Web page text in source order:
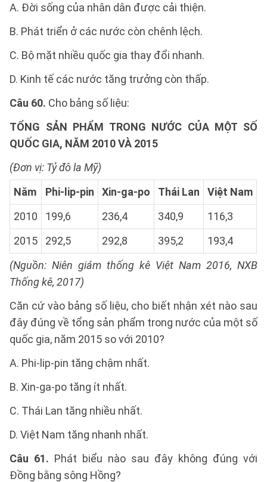
A. Đời sống của nhân dân được cải thiện.
B. Phát triển ở các nước còn chênh lệch.
C. Bộ mặt nhiều quốc gia thay đổi nhanh.
D. Kinh tế các nước tăng trưởng còn thấp.
Câu 60. Cho bảng số liệu:
TỔNG SẢN PHẨM TRONG NƯỚC CỦA MỘT SỐ
QUỐC GIA, NĂM 2010 VÀ 2015
(Đơn vị: Tỷ đô la Mỹ)
Năm
Phi-lip-pin Xin-ga-po Thái Lan
Việt Nam
2010
199,6 236,4 340,9
116,3
2015
292,5 292,8 395,2
193,4
(Nguồn: Niên giám thống kê Việt Nam 2016, NXB
Thống kê, 2017)
Căn cứ vào bảng số liệu, cho biết nhận xét nào sau
đây đúng về tổng sản phẩm trong nước của một số
quốc gia, năm 2015 so với 2010?
A. Phi-lip-pin tăng chậm nhất.
B. Xin-ga-po tăng ít nhất.
C. Thái Lan tăng nhiều nhất.
D. Việt Nam tăng nhanh nhất.
Câu 61. Phát biểu nào sau đây không đúng với
Đồng bằng sông Hồng?